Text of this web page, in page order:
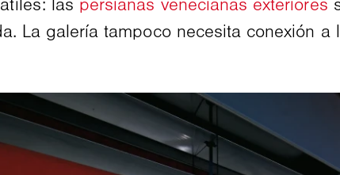
La galería tampoco necesita conexión a